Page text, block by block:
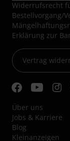
Widerrufsrecht
Bestellvorgang/
Erklärung zur
Vertrag
Über uns
Jobs & Karriere
Blog
Kleinanzeigen